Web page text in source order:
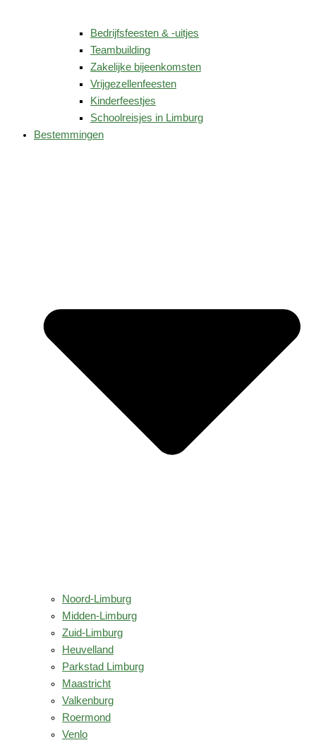
Bedrijfsfeesten & -uitjes
Teambuilding
Zakelijke bijeenkomsten
Vrijgezellenfeesten
Kinderfeestjes
Schoolreisjes in Limburg
Bestemmingen
Noord-Limburg
Midden-Limburg
Zuid-Limburg
Heuvelland
Parkstad Limburg
Maastricht
Valkenburg
Roermond
Venlo